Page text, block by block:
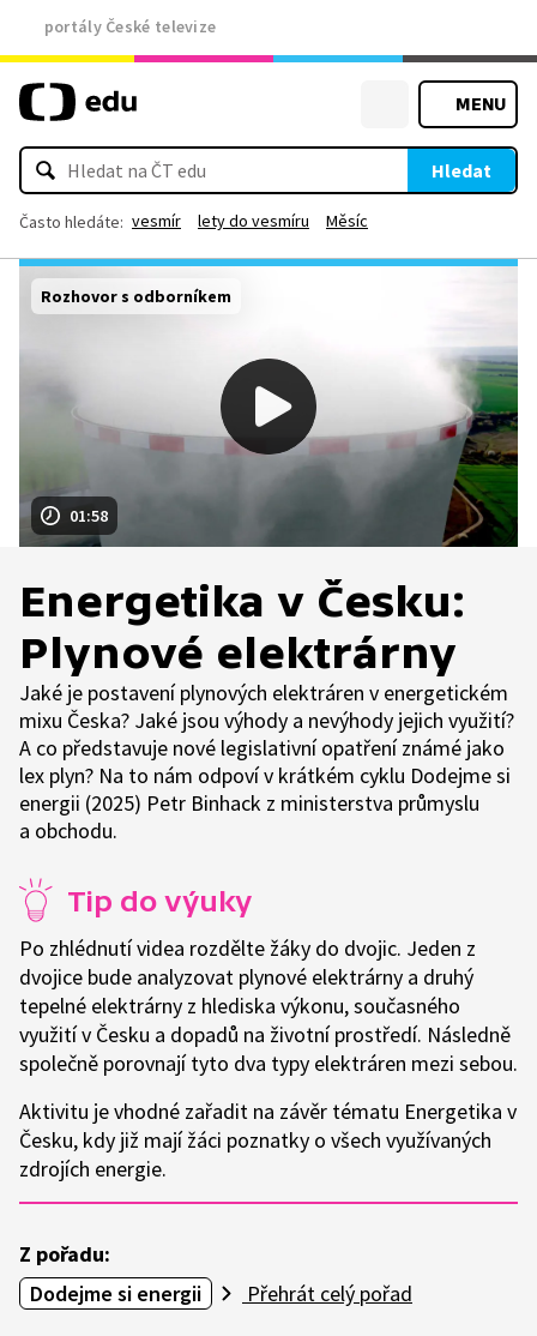
portály České televize
MENU
Hledat
Často hledáte: vesmír lety do vesmíru Měsíc
01:58
Rozhovor s odborníkem
Energetika v Česku:
Plynové elektrárny
Jaké je postavení plynových elektráren v energetickém
mixu Česka? Jaké jsou výhody a nevýhody jejich využití?
A co představuje nové legislativní opatření známé jako
lex plyn? Na to nám odpoví v krátkém cyklu Dodejme si
energii (2025) Petr Binhack z ministerstva průmyslu
a obchodu.
Tip do výuky
Po zhlédnutí videa rozdělte žáky do dvojic. Jeden z
dvojice bude analyzovat plynové elektrárny a druhý
tepelné elektrárny z hlediska výkonu, současného
využití v Česku a dopadů na životní prostředí. Následně
společně porovnají tyto dva typy elektráren mezi sebou.
Aktivitu je vhodné zařadit na závěr tématu Energetika v
Česku, kdy již mají žáci poznatky o všech využívaných
zdrojích energie.
Z pořadu:
Dodejme si energii
Přehrát celý pořad